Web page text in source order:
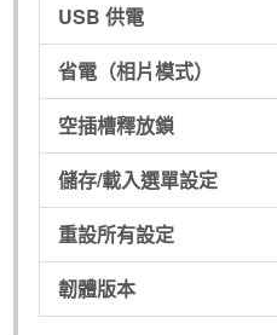
USB 供電
省電（相片模式）
空插槽釋放鎖
儲存/載入選單設定
重設所有設定
韌體版本